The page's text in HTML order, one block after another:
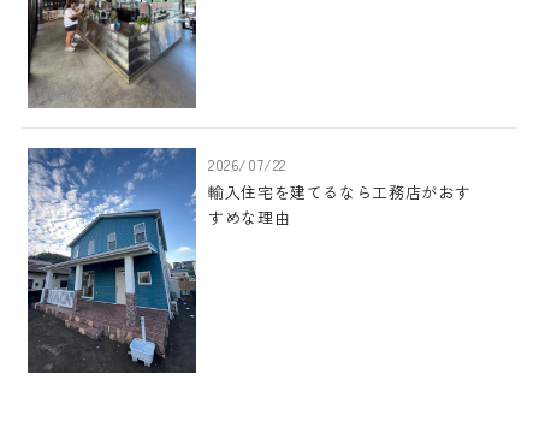
2026/07/22
輸入住宅を建てるなら工務店がおす
すめな理由